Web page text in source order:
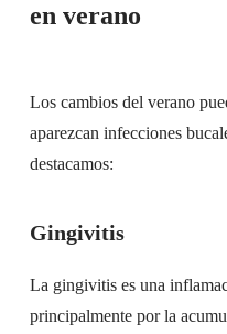
en verano
Los cambios del verano
aparezcan infecciones
destacamos:
Gingivitis
La gingivitis es una
principalmente por la